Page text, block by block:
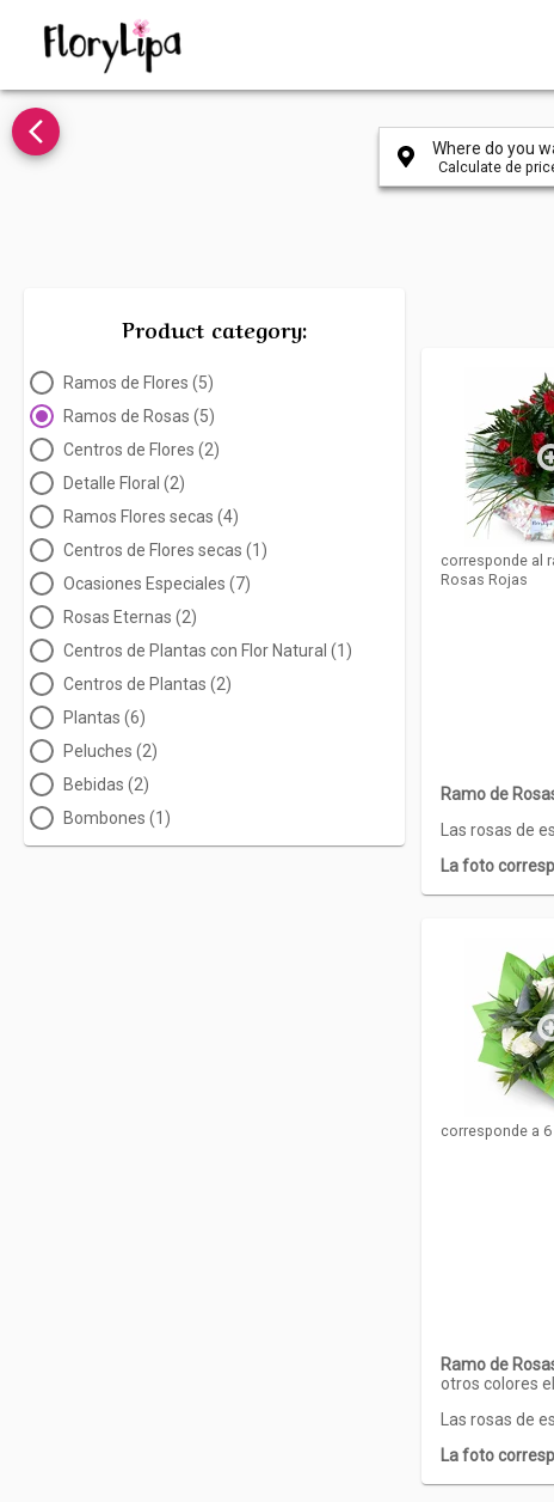
Where do you
Calculate de
Product category:
Ramos de Flores (5)
Ramos de Rosas (5)
Centros de Flores (2)
Detalle Floral (2)
Ramos Flores secas (4)
Centros de Flores secas (1)
Ocasiones Especiales (7)
Rosas Eternas (2)
Centros de Plantas con Flor Natural (1)
Centros de Plantas (2)
Plantas (6)
Peluches (2)
Bebidas (2)
Bombones (1)
arrow_back_ios_new
corresponde al
Rosas Rojas
Ramo de
Las rosas de
La foto
corresponde a
Ramo de
otros colores
Las rosas de
La foto